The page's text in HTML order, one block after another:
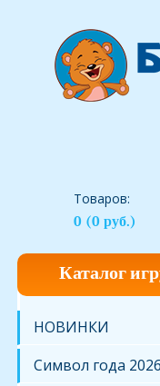
Товаров:
0 (0 руб.)
Каталог
НОВИНКИ
Символ года 2026